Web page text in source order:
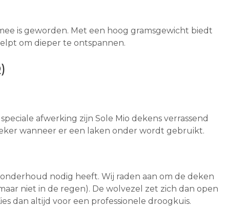
is geworden. Met een hoog gramsgewicht biedt
om dieper te ontspannen.
afwerking zijn Sole Mio dekens verrassend
wanneer er een laken onder wordt gebruikt.
nodig heeft. Wij raden aan om de deken
niet in de regen). De wolvezel zet zich dan open
dan altijd voor een professionele droogkuis.